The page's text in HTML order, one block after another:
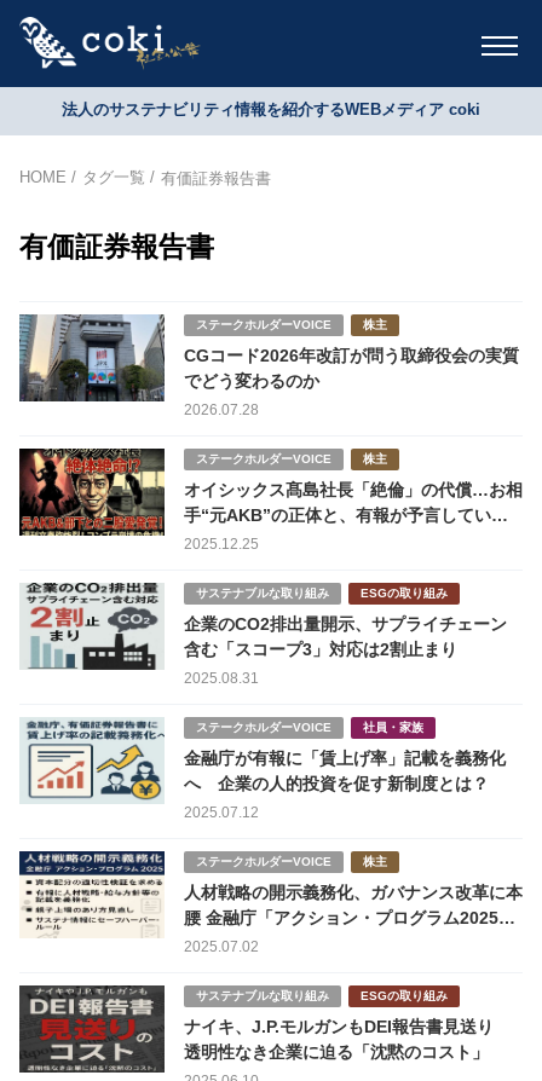
法人のサステナビリティ情報を紹介するWEBメディア coki
HOME タグ一覧 有価証券報告書
有価証券報告書
ステークホルダーVOICE 株主
CGコード2026年改訂が問う取締役会の実質
でどう変わるのか
2026.07.28
ステークホルダーVOICE 株主
オイシックス髙島社長「絶倫」の代償…お相
手“元AKB”の正体と、有報が予言していた
最悪のシナリオ
2025.12.25
サステナブルな取り組み ESGの取り組み
企業のCO2排出量開示、サプライチェーン
含む「スコープ3」対応は2割止まり
2025.08.31
ステークホルダーVOICE 社員・家族
金融庁が有報に「賃上げ率」記載を義務化
へ 企業の人的投資を促す新制度とは？
2025.07.12
ステークホルダーVOICE 株主
人材戦略の開示義務化、ガバナンス改革に本
腰 金融庁「アクション・プログラム2025」
で何が変わるのか
2025.07.02
サステナブルな取り組み ESGの取り組み
ナイキ、J.P.モルガンもDEI報告書見送り
透明性なき企業に迫る「沈黙のコスト」